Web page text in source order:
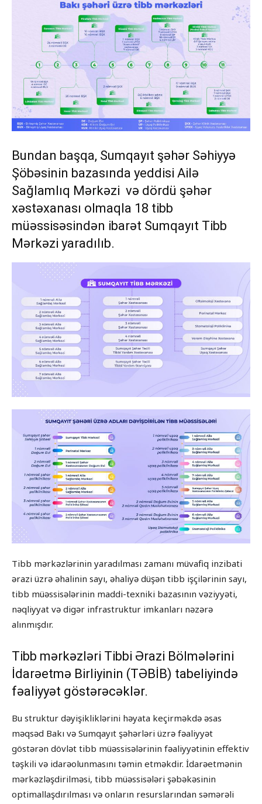
Bundan başqa, Sumqayıt şəhər Səhiyyə
Şöbəsinin bazasında yeddisi Ailə
Sağlamlıq Mərkəzi və dördü şəhər
xəstəxanası olmaqla 18 tibb
müəssisəsindən ibarət Sumqayıt Tibb
Mərkəzi yaradılıb.
Tibb mərkəzlərinin yaradılması zamanı müvafiq inzibati
ərazi üzrə əhalinin sayı, əhaliyə düşən tibb işçilərinin sayı,
tibb müəssisələrinin maddi-texniki bazasının vəziyyəti,
nəqliyyat və digər infrastruktur imkanları nəzərə
alınmışdır.
Tibb mərkəzləri Tibbi Ərazi Bölmələrini
İdarəetmə Birliyinin (TƏBİB) tabeliyində
fəaliyyət göstərəcəklər.
Bu struktur dəyişikliklərini həyata keçirməkdə əsas
məqsəd Bakı və Sumqayıt şəhərləri üzrə fəaliyyət
göstərən dövlət tibb müəssisələrinin fəaliyyətinin effektiv
təşkili və idarəolunmasını təmin etməkdir. İdarəetmənin
mərkəzləşdirilməsi, tibb müəssisələri şəbəkəsinin
optimallaşdırılması və onların resurslarından səmərəli